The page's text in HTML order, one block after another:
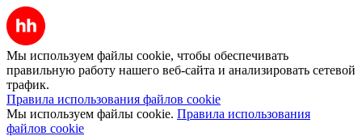
Мы используем файлы cookie, чтобы обеспечивать
правильную работу нашего веб-сайта и анализировать сетевой
трафик.
Правила использования файлов cookie
Мы используем файлы cookie. Правила использования
файлов cookie